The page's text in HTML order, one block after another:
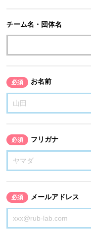
チーム名・団体名
必須 お名前
必須 フリガナ
必須 メールアドレス